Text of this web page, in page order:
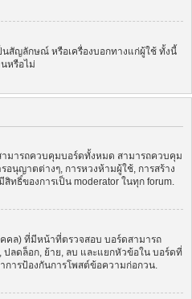
นสัญลักษณ์ หรือเครื่องบอกทางแก่ผู้ใช้ ทั้งนี้
หรือไม่
ามารถควบคุมบอร์ดทั้งหมด สามารถควบคุม
อนุญาตต่างๆ, การหวงห้ามผู้ใช้, การสร้าง
ทธิ์ของการเป็น moderator ในทุก forum.
คล) ที่มีหน้าที่ตรวจสอบ บอร์ดสามารถ
ลดล็อก, ย้าย, ลบ และแยกหัวข้อใน บอร์ดที่
การป้องกันการโพสต์ข้อความก่อกวน.